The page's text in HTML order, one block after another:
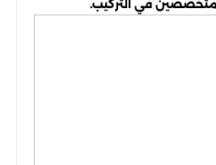
في التركيب.